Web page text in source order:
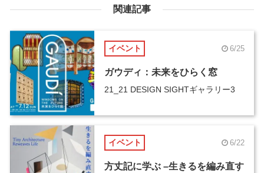
関連記事
イベント 6/25
ガウディ：未来をひらく窓
21_21 DESIGN SIGHTギャラリー3
イベント 6/22
方丈記に学ぶ –生きるを編み直す